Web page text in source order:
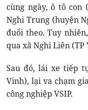
cùng ngày, ô tô
Nghi Trung (huyện
đuổi theo. Tuy
qua xã Nghi Liên
Sau đó, lái xe tiếp
Vinh), lại va chạm
công nghiệp VSIP.